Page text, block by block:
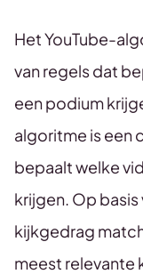
Het YouTube-
van regels dat
een podium
algoritme is een
bepaalt welke
krijgen. Op
kijkgedrag
meest relevante